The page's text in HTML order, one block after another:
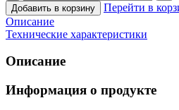
Добавить в корзину
Перейти в
Описание
Технические характеристики
Описание
Информация о продукте